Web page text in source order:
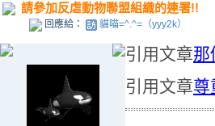
請參加反虐動物聯盟組織的連署!!
回應給： 貓喵=^.^=（yyy2k）
引用文章那
引用文章尊